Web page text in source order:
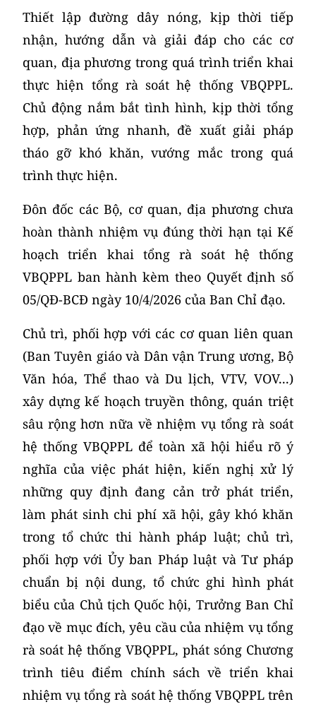
Thiết lập đường dây nóng, kịp thời tiếp
nhận, hướng dẫn và giải đáp cho các cơ
quan, địa phương trong quá trình triển khai
thực hiện tổng rà soát hệ thống VBQPPL.
Chủ động nắm bắt tình hình, kịp thời tổng
hợp, phản ứng nhanh, đề xuất giải pháp
tháo gỡ khó khăn, vướng mắc trong quá
trình thực hiện.
Đôn đốc các Bộ, cơ quan, địa phương chưa
hoàn thành nhiệm vụ đúng thời hạn tại Kế
hoạch triển khai tổng rà soát hệ thống
VBQPPL ban hành kèm theo Quyết định số
05/QĐ-BCĐ ngày 10/4/2026 của Ban Chỉ đạo.
Chủ trì, phối hợp với các cơ quan liên quan
(Ban Tuyên giáo và Dân vận Trung ương, Bộ
Văn hóa, Thể thao và Du lịch, VTV, VOV...)
xây dựng kế hoạch truyền thông, quán triệt
sâu rộng hơn nữa về nhiệm vụ tổng rà soát
hệ thống VBQPPL để toàn xã hội hiểu rõ ý
nghĩa của việc phát hiện, kiến nghị xử lý
những quy định đang cản trở phát triển,
làm phát sinh chi phí xã hội, gây khó khăn
trong tổ chức thi hành pháp luật; chủ trì,
phối hợp với Ủy ban Pháp luật và Tư pháp
chuẩn bị nội dung, tổ chức ghi hình phát
biểu của Chủ tịch Quốc hội, Trưởng Ban Chỉ
đạo về mục đích, yêu cầu của nhiệm vụ tổng
rà soát hệ thống VBQPPL, phát sóng Chương
trình tiêu điểm chính sách về triển khai
nhiệm vụ tổng rà soát hệ thống VBQPPL trên